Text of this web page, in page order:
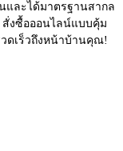
และได้มาตรฐานสากล
งซื้อออนไลน์แบบคุ้ม
ดเร็วถึงหน้าบ้านคุณ!